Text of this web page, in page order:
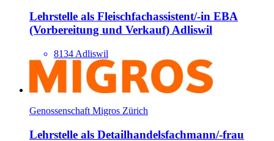
Lehrstelle als Fleisch­fach­assistent/​-in EBA
(Vorbereitung und Verkauf) Adliswil
8134 Adliswil
Genossenschaft Migros Zürich
Lehrstelle als Detailhandels­fachmann/​-frau